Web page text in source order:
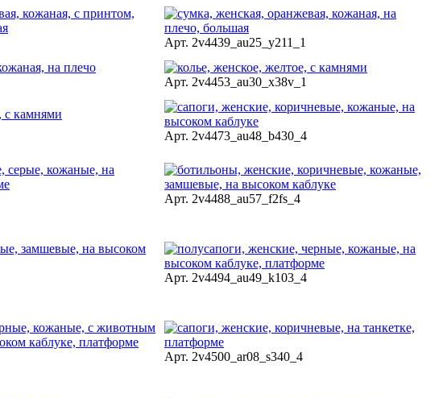
Арт. 2v4439_au25_y211_1
Арт. 2v4453_au30_x38v_1
Арт. 2v4473_au48_b430_4
Арт. 2v4488_au57_f2fs_4
Арт. 2v4494_au49_k103_4
Арт. 2v4500_ar08_s340_4